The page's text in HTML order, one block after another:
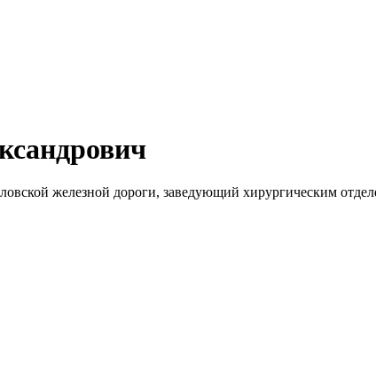
железной дороги, заведующий хирургическим